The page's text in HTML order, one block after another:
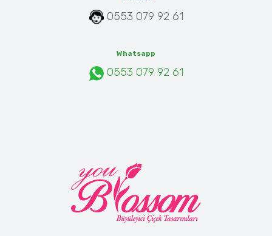
0553 079 92 61
Whatsapp
0553 079 92 61